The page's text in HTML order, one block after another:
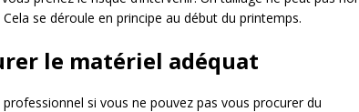
se déroule en principe au début du printemps.
le matériel adéquat
professionnel si vous ne pouvez pas vous procurer du